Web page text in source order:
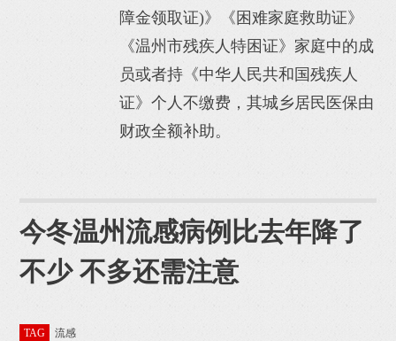
障金领取证)》《困难家庭救助证》
《温州市残疾人特困证》家庭中的成
员或者持《中华人民共和国残疾人
证》个人不缴费，其城乡居民医保由
财政全额补助。
今冬温州流感病例比去年降了
不少 不多还需注意
TAG 流感